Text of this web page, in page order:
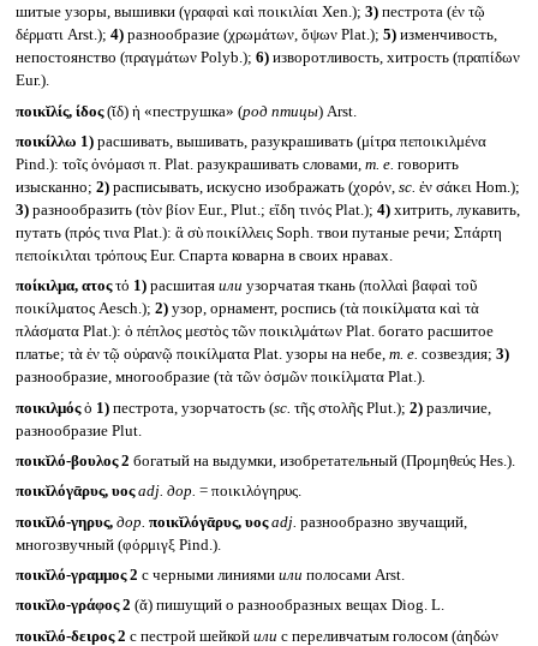
шитые узоры, вышивки (γραφαὶ καὶ ποικιλίαι Xen.); 3)пестрота (ἐν τῷ
δέρματι Arst.); 4)разнообразие (χρωμάτων, ὄψων Plat.); 5)изменчивость,
непостоянство (πραγμάτων Polyb.); 6)изворотливость, хитрость (πραπίδων
Eur.).
ποικῐλίς, ίδος(ῐδ) ἡ «пеструшка» (род птицы) Arst.
ποικίλλω 1)расшивать, вышивать, разукрашивать (μίτρα πεποικιλμένα
Pind.): τοῖς ὀνόμασι π. Plat. разукрашивать словами, т. е. говорить
изысканно; 2)расписывать, искусно изображать (χορόν, sc. ἐν σάκει Hom.);
3)разнообразить (τὸν βίον Eur., Plut.; εἴδη τινός Plat.); 4)хитрить, лукавить,
путать (πρός τινα Plat.): ἃ σὺ ποικίλλεις Soph. твои путаные речи; Σπάρτη
πεποίκιλται τρόπους Eur. Спарта коварна в своих нравах.
ποίκιλμα, ατοςτό 1)расшитая или узорчатая ткань (πολλαὶ βαφαὶ τοῦ
ποικίλματος Aesch.); 2)узор, орнамент, роспись (τὰ ποικίλματα καὶ τὰ
πλάσματα Plat.): ὁ πέπλος μεστὸς τῶν ποικιλμάτων Plat. богато расшитое
платье; τὰ ἐν τῷ οὐρανῷ ποικίλματα Plat. узоры на небе, т. е. созвездия; 3)
разнообразие, многообразие (τὰ τῶν ὀσμῶν ποικίλματα Plat.).
ποικιλμόςὁ 1)пестрота, узорчатость (sc. τῆς στολῆς Plut.); 2)различие,
разнообразие Plut.
ποικῐλό-βουλος 2 богатый на выдумки, изобретательный (Προμηθεύς Hes.).
ποικῐλόγᾱρυς, υος adj. дор. = ποικιλόγηρυς.
ποικῐλό-γηρυς, дор. ποικῐλόγᾱρυς, υος adj. разнообразно звучащий,
многозвучный (φόρμιγξ Pind.).
ποικῐλό-γραμμος 2 с черными линиями или полосами Arst.
ποικῐλο-γράφος 2 (ᾰ) пишущий о разнообразных вещах Diog. L.
ποικῐλό-δειρος 2 с пестрой шейкой или с переливчатым голосом (ἀηδών